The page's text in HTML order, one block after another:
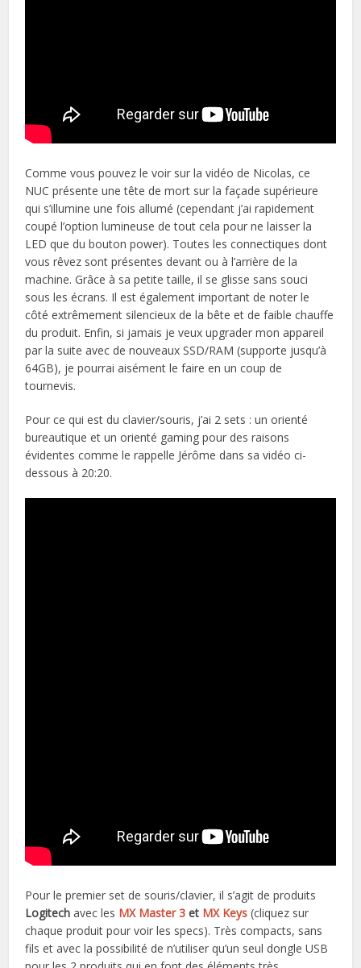
Comme vous pouvez le voir sur la vidéo de Nicolas, ce
NUC présente une tête de mort sur la façade supérieure
qui s’illumine une fois allumé (cependant j’ai rapidement
coupé l’option lumineuse de tout cela pour ne laisser la
LED que du bouton power). Toutes les connectiques dont
vous rêvez sont présentes devant ou à l’arrière de la
machine. Grâce à sa petite taille, il se glisse sans souci
sous les écrans. Il est également important de noter le
côté extrêmement silencieux de la bête et de faible chauffe
du produit. Enfin, si jamais je veux upgrader mon appareil
par la suite avec de nouveaux SSD/RAM (supporte jusqu’à
64GB), je pourrai aisément le faire en un coup de
tournevis.
Pour ce qui est du clavier/souris, j’ai 2 sets : un orienté
bureautique et un orienté gaming pour des raisons
évidentes comme le rappelle Jérôme dans sa vidéo ci-
dessous à 20:20.
Pour le premier set de souris/clavier, il s’agit de produits
Logitechavec les MX Master 3 et MX Keys (cliquez sur
chaque produit pour voir les specs). Très compacts, sans
fils et avec la possibilité de n’utiliser qu’un seul dongle USB